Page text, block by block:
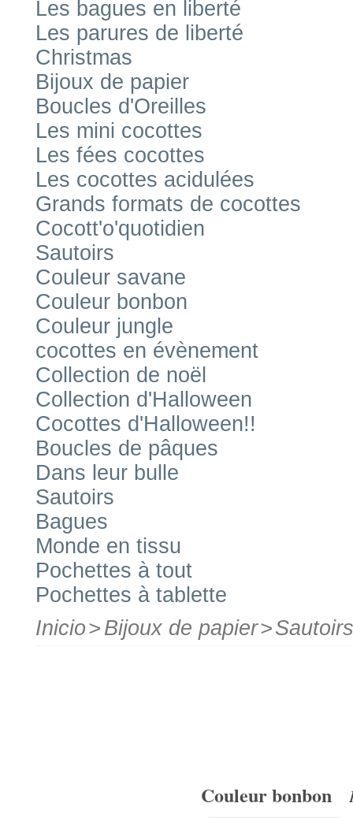
Les bagues en liberté
Les parures de liberté
Christmas
Bijoux de papier
Boucles d'Oreilles
Les mini cocottes
Les fées cocottes
Les cocottes acidulées
Grands formats de cocottes
Cocott'o'quotidien
Sautoirs
Couleur savane
Couleur bonbon
Couleur jungle
cocottes en évènement
Collection de noël
Collection d'Halloween
Cocottes d'Halloween!!
Boucles de pâques
Dans leur bulle
Sautoirs
Bagues
Monde en tissu
Pochettes à tout
Pochettes à tablette
Inicio> Bijoux de papier>
Couleur bonbon